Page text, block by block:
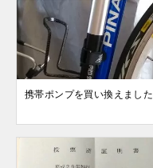
携帯ポンプを買い換えました